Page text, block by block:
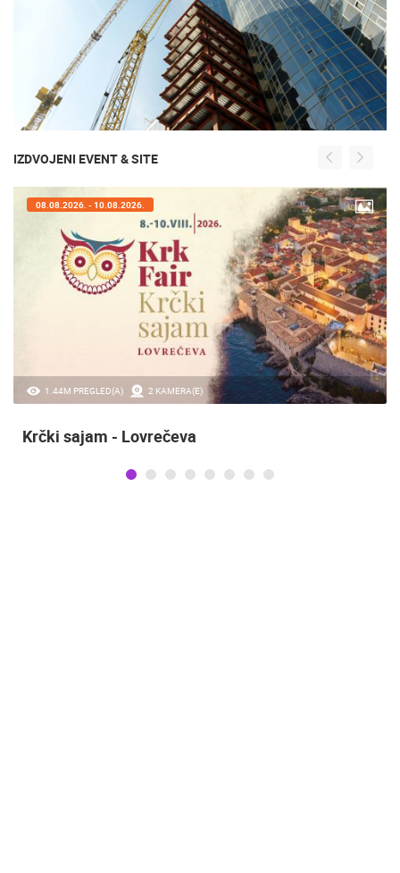
IZDVOJENI EVENT & SITE
1.44M PREGLED(A) 2 KAMERA(E)
08.08.2026. - 10.08.2026.
Krčki sajam - Lovrečeva